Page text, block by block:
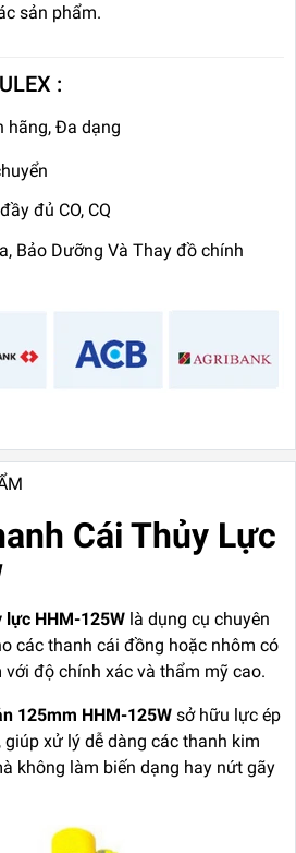
sản phẩm.
:
hãng, Đa dạng
đủ CO, CQ
Bảo Dưỡng Và Thay đồ chính
Cái Thủy Lực
lực HHM-125W là dụng cụ chuyên
các thanh cái đồng hoặc nhôm có
độ chính xác và thẩm mỹ cao.
125mm HHM-125W sở hữu lực ép
xử lý dễ dàng các thanh kim
không làm biến dạng hay nứt gãy